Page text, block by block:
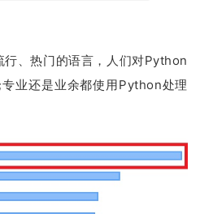
、热门的语言，人们对Python
业还是业余都使用Python处理